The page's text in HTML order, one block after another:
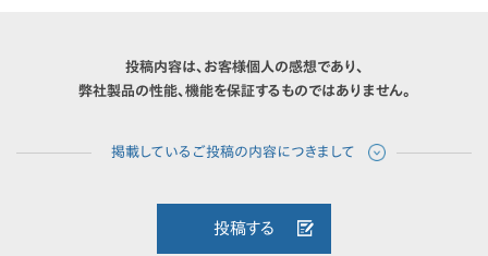
投稿内容は、お客様個人の感想であり、
弊社製品の性能、機能を保証するものではありません。
投稿する